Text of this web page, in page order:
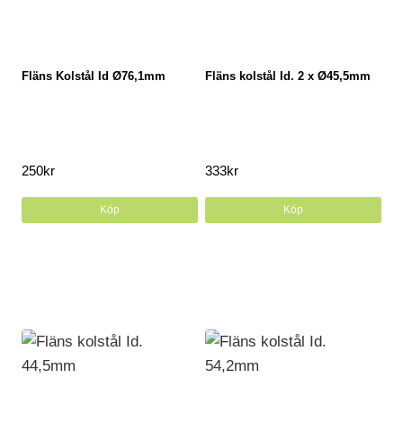
Fläns Kolstål Id Ø76,1mm
250kr
Köp
Fläns kolstål Id. 2 x Ø45,5mm
333kr
Köp